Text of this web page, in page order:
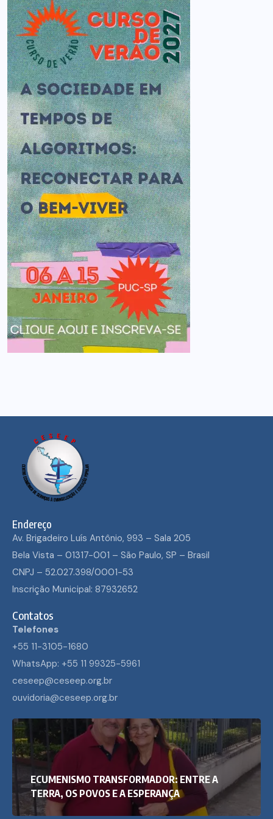
Endereço
Av. Brigadeiro Luís Antônio, 993 – Sala 205
Bela Vista – 01317-001 – São Paulo, SP – Brasil
CNPJ – 52.027.398/0001-53
Inscrição Municipal: 87932652
Contatos
Telefones
+55 11-3105-1680
WhatsApp: +55 11 99325-5961
ceseep@ceseep.org.br
ouvidoria@ceseep.org.br
ECUMENISMO TRANSFORMADOR: ENTRE A
TERRA, OS POVOS E A ESPERANÇA